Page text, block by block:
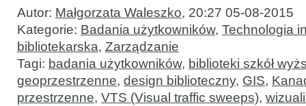
Autor: Małgorzata Waleszko, 20:27 05-08-2015
Kategorie: Badania użytkowników, Technologia
bibliotekarska, Zarządzanie
Tagi: badania użytkowników, biblioteki szkół
geoprzestrzenne, design biblioteczny, GIS,
przestrzenne, VTS (Visual traffic sweeps),